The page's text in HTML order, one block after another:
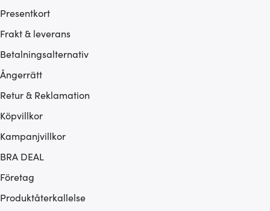
Presentkort
Frakt & leverans
Betalningsalternativ
Ångerrätt
Retur & Reklamation
Köpvillkor
Kampanjvillkor
BRA DEAL
Företag
Produktåterkallelse